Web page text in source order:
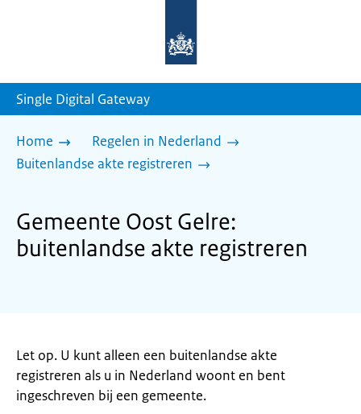
homepage
Single Digital Gateway
Home
Regelen in Nederland
Buitenlandse akte registreren
Gemeente Oost Gelre:
buitenlandse akte registreren
Let op. U kunt alleen een buitenlandse akte
registreren als u in Nederland woont en bent
ingeschreven bij een gemeente.